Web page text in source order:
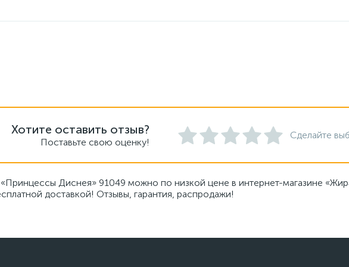
Хотите оставить отзыв?
Поставьте свою оценку!
Сделайте
Диснея» 91049 можно по низкой цене в интернет-магазине
доставкой! Отзывы, гарантия, распродажи!